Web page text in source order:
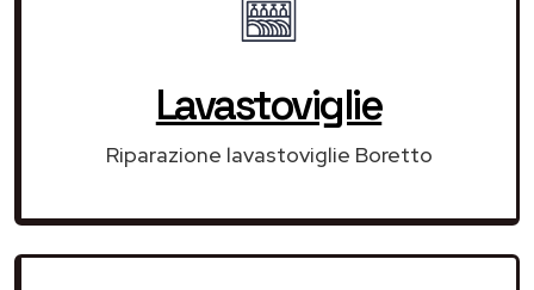
Lavastoviglie
Riparazione lavastoviglie Boretto